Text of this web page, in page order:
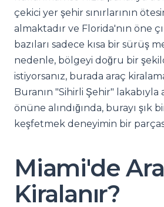
çekici yer şehir sınırlarının
almaktadır ve Florida'nın öne
bazıları sadece kısa bir sürüş
nedenle, bölgeyi doğru bir
istiyorsanız, burada araç
Buranın "Sihirli Şehir" lakabıyla
önüne alındığında, burayı şık
keşfetmek deneyimin bir
Miami'de
Kiralanır?